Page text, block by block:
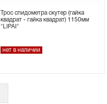
Трос спидометра скутер (гайка
квадрат - гайка квадрат) 1150мм
"LIPAI"
нет в наличии